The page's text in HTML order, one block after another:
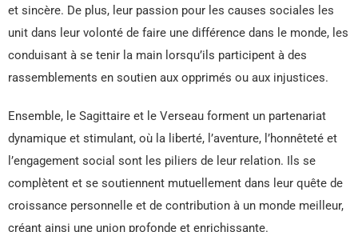
et sincère. De plus, leur passion pour les causes sociales les
unit dans leur volonté de faire une différence dans le monde, les
conduisant à se tenir la main lorsqu’ils participent à des
rassemblements en soutien aux opprimés ou aux injustices.
Ensemble, le Sagittaire et le Verseau forment un partenariat
dynamique et stimulant, où la liberté, l’aventure, l’honnêteté et
l’engagement social sont les piliers de leur relation. Ils se
complètent et se soutiennent mutuellement dans leur quête de
croissance personnelle et de contribution à un monde meilleur,
créant ainsi une union profonde et enrichissante.